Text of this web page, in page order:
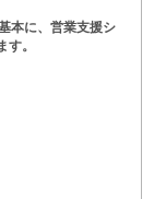
本に、営業支援シ
。